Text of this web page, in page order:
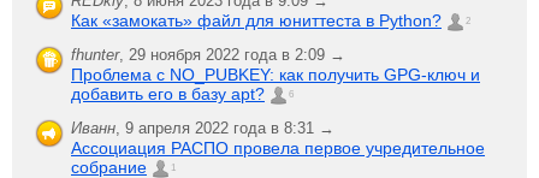
Как «замокать» файл для юниттеста в Python? 2
fhunter, 29 ноября 2022 года в 2:09 →
Проблема с NO_PUBKEY: как получить GPG-ключ и
добавить его в базу apt?
6
Иванн 9 апреля 2022 года в 8:31 →
Ассоциация РАСПО провела первое учредительное
собрание
1